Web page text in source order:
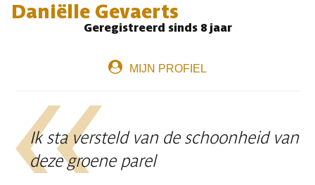
Daniëlle Gevaerts
Geregistreerd sinds 8 jaar
MIJN PROFIEL
Ik sta versteld van de schoonheid van
deze groene parel